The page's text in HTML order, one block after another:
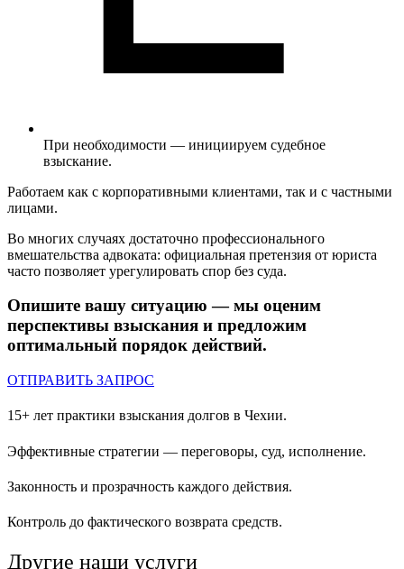
При необходимости — инициируем судебное
взыскание.
Работаем как с корпоративными клиентами, так и с частными
лицами.
Во многих случаях достаточно профессионального
вмешательства адвоката: официальная претензия от юриста
часто позволяет урегулировать спор без суда.
Опишите вашу ситуацию — мы оценим
перспективы взыскания и предложим
оптимальный порядок действий.
ОТПРАВИТЬ ЗАПРОС
15+ лет практики взыскания долгов в Чехии.
Эффективные стратегии — переговоры, суд, исполнение.
Законность и прозрачность каждого действия.
Контроль до фактического возврата средств.
Другие наши услуги